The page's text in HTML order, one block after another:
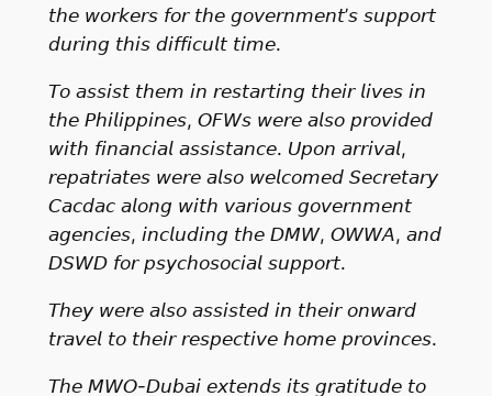
𝘵𝘩𝘦 𝘸𝘰𝘳𝘬𝘦𝘳𝘴 𝘧𝘰𝘳 𝘵𝘩𝘦 𝘨𝘰𝘷𝘦𝘳𝘯𝘮𝘦𝘯𝘵’𝘴 𝘴𝘶𝘱𝘱𝘰𝘳𝘵
𝘥𝘶𝘳𝘪𝘯𝘨 𝘵𝘩𝘪𝘴 𝘥𝘪𝘧𝘧𝘪𝘤𝘶𝘭𝘵 𝘵𝘪𝘮𝘦.
𝘛𝘰 𝘢𝘴𝘴𝘪𝘴𝘵 𝘵𝘩𝘦𝘮 𝘪𝘯 𝘳𝘦𝘴𝘵𝘢𝘳𝘵𝘪𝘯𝘨 𝘵𝘩𝘦𝘪𝘳 𝘭𝘪𝘷𝘦𝘴 𝘪𝘯
𝘵𝘩𝘦 𝘗𝘩𝘪𝘭𝘪𝘱𝘱𝘪𝘯𝘦𝘴, 𝘖𝘍𝘞𝘴 𝘸𝘦𝘳𝘦 𝘢𝘭𝘴𝘰 𝘱𝘳𝘰𝘷𝘪𝘥𝘦𝘥
𝘸𝘪𝘵𝘩 𝘧𝘪𝘯𝘢𝘯𝘤𝘪𝘢𝘭 𝘢𝘴𝘴𝘪𝘴𝘵𝘢𝘯𝘤𝘦. 𝘜𝘱𝘰𝘯 𝘢𝘳𝘳𝘪𝘷𝘢𝘭,
𝘳𝘦𝘱𝘢𝘵𝘳𝘪𝘢𝘵𝘦𝘴 𝘸𝘦𝘳𝘦 𝘢𝘭𝘴𝘰 𝘸𝘦𝘭𝘤𝘰𝘮𝘦𝘥 𝘚𝘦𝘤𝘳𝘦𝘵𝘢𝘳𝘺
𝘊𝘢𝘤𝘥𝘢𝘤 𝘢𝘭𝘰𝘯𝘨 𝘸𝘪𝘵𝘩 𝘷𝘢𝘳𝘪𝘰𝘶𝘴 𝘨𝘰𝘷𝘦𝘳𝘯𝘮𝘦𝘯𝘵
𝘢𝘨𝘦𝘯𝘤𝘪𝘦𝘴, 𝘪𝘯𝘤𝘭𝘶𝘥𝘪𝘯𝘨 𝘵𝘩𝘦 𝘋𝘔𝘞, 𝘖𝘞𝘞𝘈, 𝘢𝘯𝘥
𝘋𝘚𝘞𝘋 𝘧𝘰𝘳 𝘱𝘴𝘺𝘤𝘩𝘰𝘴𝘰𝘤𝘪𝘢𝘭 𝘴𝘶𝘱𝘱𝘰𝘳𝘵.
𝘛𝘩𝘦𝘺 𝘸𝘦𝘳𝘦 𝘢𝘭𝘴𝘰 𝘢𝘴𝘴𝘪𝘴𝘵𝘦𝘥 𝘪𝘯 𝘵𝘩𝘦𝘪𝘳 𝘰𝘯𝘸𝘢𝘳𝘥
𝘵𝘳𝘢𝘷𝘦𝘭 𝘵𝘰 𝘵𝘩𝘦𝘪𝘳 𝘳𝘦𝘴𝘱𝘦𝘤𝘵𝘪𝘷𝘦 𝘩𝘰𝘮𝘦 𝘱𝘳𝘰𝘷𝘪𝘯𝘤𝘦𝘴.
𝘛𝘩𝘦 𝘔𝘞𝘖-𝘋𝘶𝘣𝘢𝘪 𝘦𝘹𝘵𝘦𝘯𝘥𝘴 𝘪𝘵𝘴 𝘨𝘳𝘢𝘵𝘪𝘵𝘶𝘥𝘦 𝘵𝘰